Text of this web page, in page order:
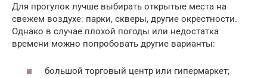
Для прогулок лучше выбирать открытые места на
свежем воздухе: парки, скверы, другие окрестности.
Однако в случае плохой погоды или недостатка
времени можно попробовать другие варианты:
большой торговый центр или гипермаркет;